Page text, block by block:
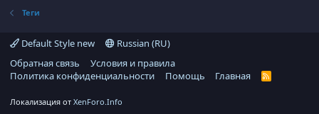
Теги
Default Style new
Russian (RU)
Обратная связь
Условия и правила
Политика конфиденциальности
Помощь Главная
R
Локализация от XenForo.Info